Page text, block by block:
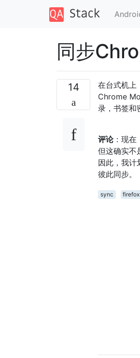
同步
14
在台式机上
Chrome
录，书签和
评论：现在
但这确实不
因此，我
彼此同步。
sync firefox